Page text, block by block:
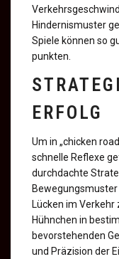
Hindernismuster
Spiele können so
punkten.
ERFOLG
Um in „chicken
schnelle Reflexe
durchdachte
Lücken im Verkehr
Hühnchen in
bevorstehenden
und Präzision der